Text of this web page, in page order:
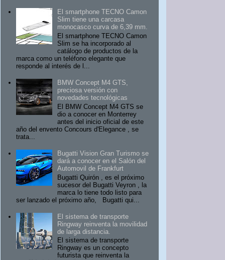
El smartphone TECNO Camon
Slim tiene una carcasa
monocasco curva de 6,39 mm.
El smartphone TECNO Camon
Slim se ha incorporado al
catálogo de productos de la
marca como un teléfono elegante que
responde al interés de l...
BMW Concept M4 GTS,
preciosa versión con
novedades tecnológicas
El BMW Concept M4 GTS se
dio a conocer en Monterrey
antes del inicio oficial de este
año del envento Concours d'Elegance , se
trata...
Bugatti Vision Gran Turismo se
dará a conocer en el Salón del
Automovil de Frankfurt
Bugatti Quirón , es el próximo
sucesor del Bugatti Veyron , la
marca lo tiene todo listo para
ser lanzado el próximo año, Bugatti qui...
El sistema de transporte
Ringway reinventa la movilidad
de larga distancia.
El sistema de transporte
Ringway es un concepto
futurista que reinventa la